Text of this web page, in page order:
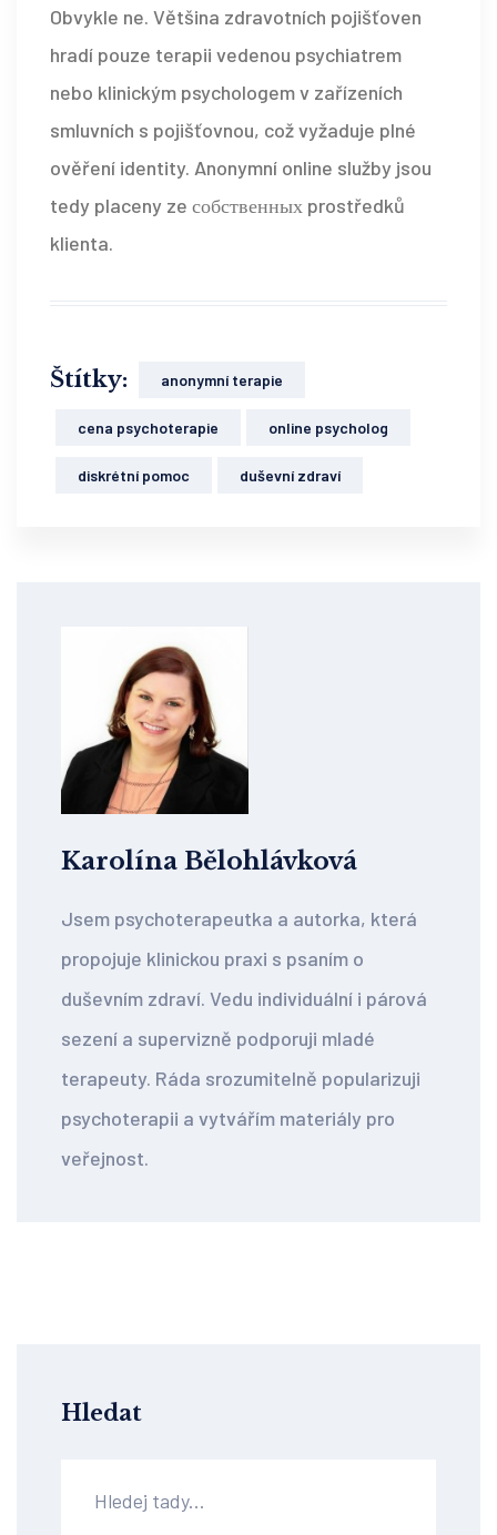
Obvykle ne. Většina zdravotních pojišťoven
hradí pouze terapii vedenou psychiatrem
nebo klinickým psychologem v zařízeních
smluvních s pojišťovnou, což vyžaduje plné
ověření identity. Anonymní online služby jsou
tedy placeny ze собственных prostředků
klienta.
Štítky: anonymní terapie
cena psychoterapie online psycholog
diskrétní pomoc duševní zdraví
Karolína Bělohlávková
Jsem psychoterapeutka a autorka, která
propojuje klinickou praxi s psaním o
duševním zdraví. Vedu individuální i párová
sezení a supervizně podporuji mladé
terapeuty. Ráda srozumitelně popularizuji
psychoterapii a vytvářím materiály pro
veřejnost.
Hledat